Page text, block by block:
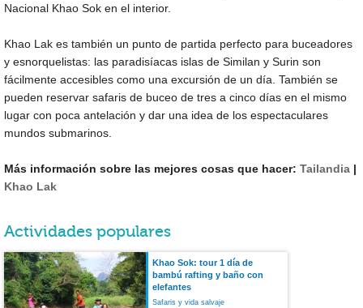
Nacional Khao Sok en el interior.
Khao Lak es también un punto de partida perfecto para buceadores
y esnorquelistas: las paradisíacas islas de Similan y Surin son
fácilmente accesibles como una excursión de un día. También se
pueden reservar safaris de buceo de tres a cinco días en el mismo
lugar con poca antelación y dar una idea de los espectaculares
mundos submarinos.
Más información sobre las mejores cosas que hacer: Tailandia |
Khao Lak
Actividades populares
Khao Sok: tour 1 día de
bambú rafting y baño con
elefantes
Safaris y vida salvaje